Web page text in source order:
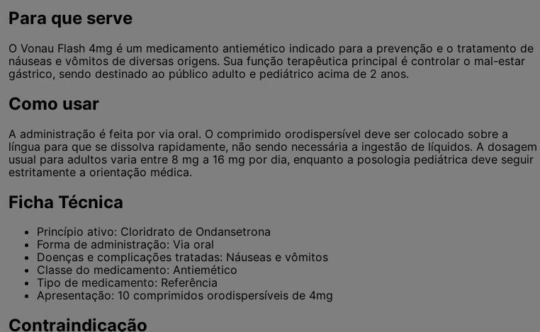
Para que serve
O Vonau Flash 4mg é um medicamento antiemético indicado para a prevenção e o tratamento de
náuseas e vômitos de diversas origens. Sua função terapêutica principal é controlar o mal-estar
gástrico, sendo destinado ao público adulto e pediátrico acima de 2 anos.
Como usar
A administração é feita por via oral. O comprimido orodispersível deve ser colocado sobre a
língua para que se dissolva rapidamente, não sendo necessária a ingestão de líquidos. A dosagem
usual para adultos varia entre 8 mg a 16 mg por dia, enquanto a posologia pediátrica deve seguir
estritamente a orientação médica.
Ficha Técnica
Princípio ativo: Cloridrato de Ondansetrona
Forma de administração: Via oral
Doenças e complicações tratadas: Náuseas e vômitos
Classe do medicamento: Antiemético
Tipo de medicamento: Referência
Apresentação: 10 comprimidos orodispersíveis de 4mg
Contraindicação